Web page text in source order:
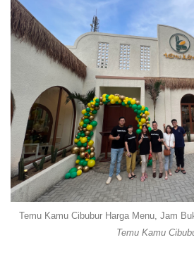
Temu Kamu Cibubur Harga Menu, Jam
Temu Kamu